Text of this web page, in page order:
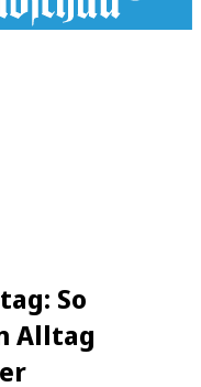
So
Alltag